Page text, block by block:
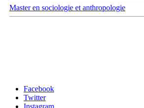
Master en sociologie et anthropologie
Facebook
Twitter